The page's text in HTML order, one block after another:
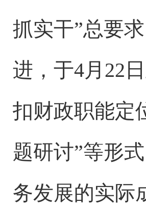
抓实干”总要
进，于4月22
扣财政职能定
题研讨”等形
务发展的实际